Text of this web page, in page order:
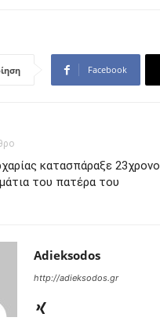
Facebook
κατασπάραξε 23χρονο
του πατέρα του
Adieksodos
http://adieksodos.gr